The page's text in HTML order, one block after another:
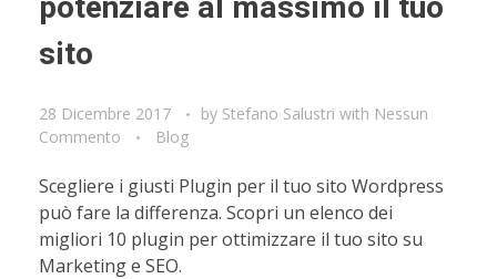
sito
28 Dicembre 2017 by Stefano Salustri with Nessun
Commento
Blog
Scegliere i giusti Plugin per il tuo sito Wordpress
può fare la differenza. Scopri un elenco dei
migliori 10 plugin per ottimizzare il tuo sito su
Marketing e SEO.